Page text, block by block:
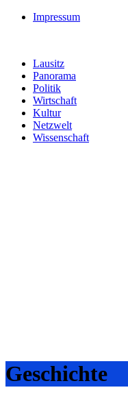
Impressum
Lausitz
Panorama
Politik
Wirtschaft
Kultur
Netzwelt
Wissenschaft
Geschichte